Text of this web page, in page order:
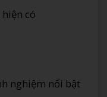
có
nghiệm nổi bật